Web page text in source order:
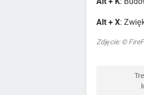
Alt + X:
Zdjęcie: ©